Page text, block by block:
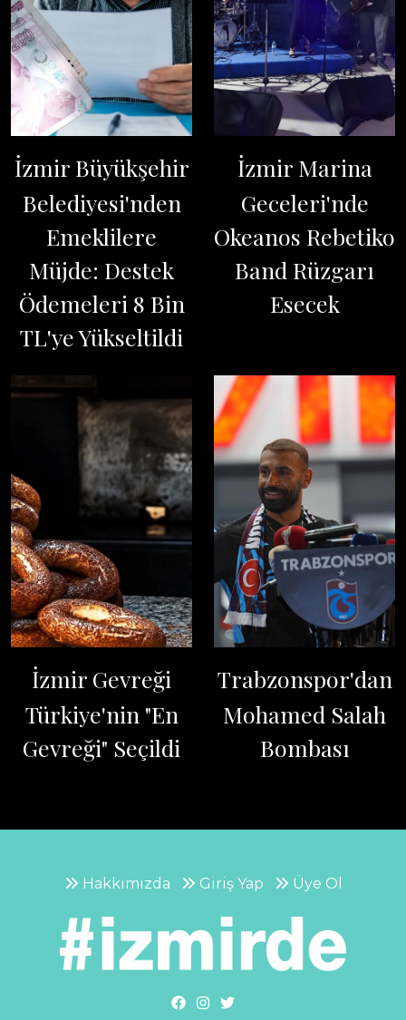
İzmir Büyükşehir
Belediyesi'nden
Emeklilere
Müjde: Destek
Ödemeleri 8 Bin
TL'ye Yükseltildi
İzmir Marina
Geceleri'nde
Okeanos Rebetiko
Band Rüzgarı
Esecek
İzmir Gevreği
Türkiye'nin "En
Gevreği" Seçildi
Trabzonspor'dan
Mohamed Salah
Bombası
Hakkımızda Giriş Yap Üye Ol